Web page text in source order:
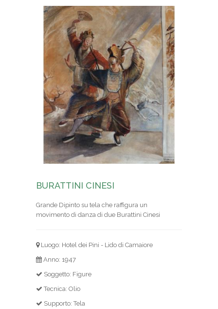
PARTNER
NEWS & EVENTI
CONTATTI
BURATTINI CINESI
Grande Dipinto su tela che raffigura un
movimento di danza di due Burattini Cinesi
Luogo: Hotel dei Pini - Lido di Camaiore
Anno: 1947
Soggetto: Figure
Tecnica: Olio
Supporto: Tela